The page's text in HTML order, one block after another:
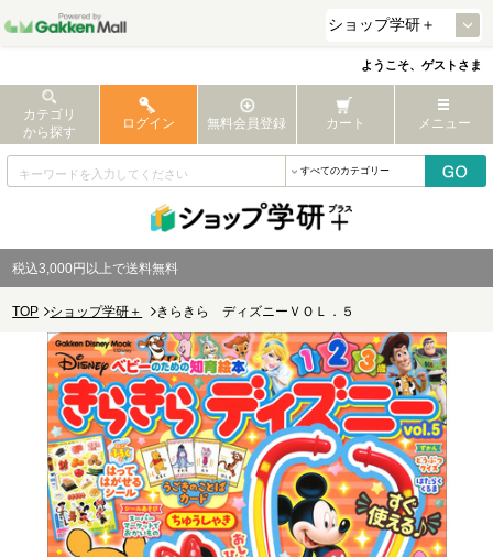
ようこそ、ゲストさま
カテゴリ
から探す
ログイン 無料会員登録 カート メニュー
税込3,000円以上で送料無料
TOP ショップ学研＋ きらきら ディズニーＶＯＬ．５